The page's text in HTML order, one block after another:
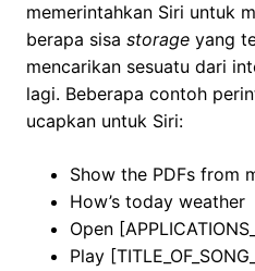
memerintahkan Siri untuk
berapa sisa storage yang
mencarikan sesuatu dari
lagi. Beberapa contoh
ucapkan untuk Siri:
Show the PDFs from
How’s today weather
Open
Play